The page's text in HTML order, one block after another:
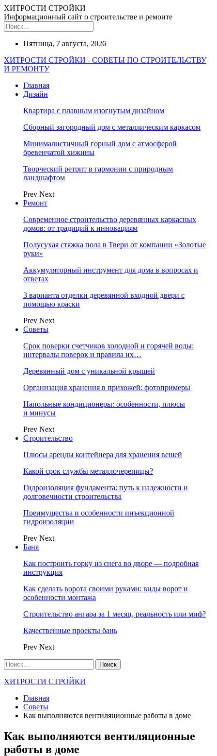
ХИТРОСТИ СТРОЙКИ
Информационный сайт о строительстве и ремонте
Пятница, 7 августа, 2026
ХИТРОСТИ СТРОЙКИ - СОВЕТЫ ПО СТРОИТЕЛЬСТВУ
И РЕМОНТУ
Главная
Дизайн
Квартира с плавным изогнутым дизайном
Сборный загородный дом с металлическим каркасом
Минималистичный горный дом с атмосферой
бревенчатой хижины
Творческий ретрит в гармонии с природным
ландшафтом
Prev Next
Ремонт
Современное строительство деревянных каркасных
домов: от традиций к инновациям
Полусухая стяжка пола в Твери от компании «Золотые
руки»
Аккумуляторный инструмент для дома в вопросах и
ответах
3 варианта отделки деревянной входной двери с
помощью краски
Prev Next
Советы
Срок поверки счетчиков холодной и горячей воды:
интервалы поверок и правила их…
Деревянный дом с уникальной крышей
Организация хранения в прихожей: фотопримеры
Напольные кондиционеры: особенности, плюсы
и минусы
Prev Next
Строительство
Плюсы аренды контейнера для хранения вещей
Какой срок службы металлочерепицы?
Гидроизоляция фундамента: путь к надежности и
долговечности строительства
Преимущества и особенности инъекционной
гидроизоляции
Prev Next
Баня
Как построить горку из снега во дворе — подробная
инструкция
Как сделать ворота своими руками: виды ворот и
особенности монтажа
Строительство ангара за 1 месяц, реальность или миф?
Качественные проекты бань
Prev Next
ХИТРОСТИ СТРОЙКИ
Главная
Советы
Как выполняются вентиляционные работы в доме
Как выполняются вентиляционные
работы в доме